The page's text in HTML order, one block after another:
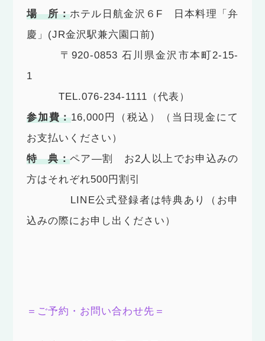
場 所：ホテル日航金沢６F 日本料理「弁
慶」(JR金沢駅兼六園口前)
〒920-0853 石川県金沢市本町2-15-
1
TEL.076-234-1111（代表）
参加費：16,000円（税込）（当日現金にて
お支払いください）
特 典：ペア―割 お2人以上でお申込みの
方はそれぞれ500円割引
LINE公式登録者は特典あり（お申
込みの際にお申し出ください）
＝ご予約・お問い合わせ先＝